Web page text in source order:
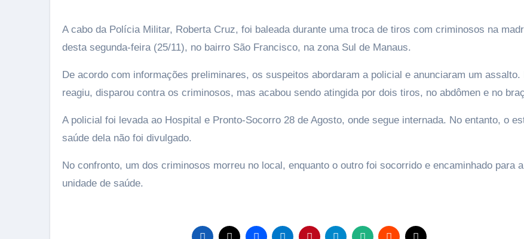
A cabo da Polícia Militar, Roberta Cruz, foi baleada durante uma troca de tiros com criminosos na madrugada
desta segunda-feira (25/11), no bairro São Francisco, na zona Sul de Manaus.
De acordo com informações preliminares, os suspeitos abordaram a policial e anunciaram um assalto.
reagiu, disparou contra os criminosos, mas acabou sendo atingida por dois tiros, no abdômen e no
A policial foi levada ao Hospital e Pronto-Socorro 28 de Agosto, onde segue internada. No entanto, o
saúde dela não foi divulgado.
No confronto, um dos criminosos morreu no local, enquanto o outro foi socorrido e encaminhado para
unidade de saúde.